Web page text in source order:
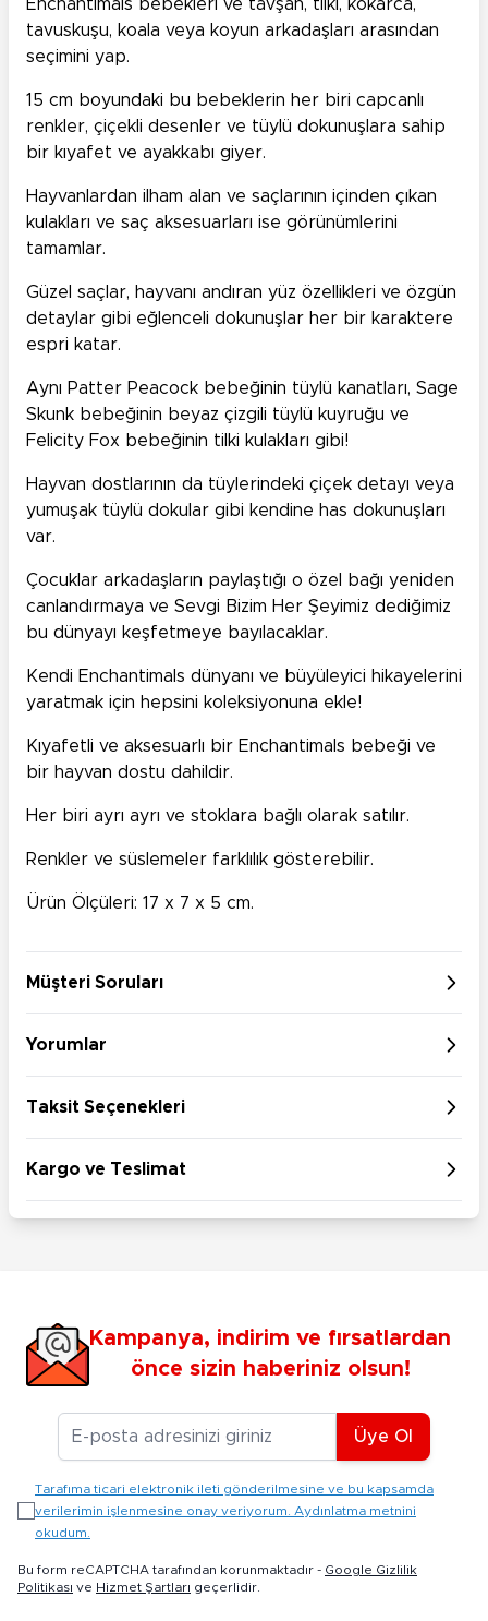
Enchantimals bebekleri ve tavşan, tilki, kokarca,
tavuskuşu, koala veya koyun arkadaşları arasından
seçimini yap.
15 cm boyundaki bu bebeklerin her biri capcanlı
renkler, çiçekli desenler ve tüylü dokunuşlara sahip
bir kıyafet ve ayakkabı giyer.
Hayvanlardan ilham alan ve saçlarının içinden çıkan
kulakları ve saç aksesuarları ise görünümlerini
tamamlar.
Güzel saçlar, hayvanı andıran yüz özellikleri ve özgün
detaylar gibi eğlenceli dokunuşlar her bir karaktere
espri katar.
Aynı Patter Peacock bebeğinin tüylü kanatları, Sage
Skunk bebeğinin beyaz çizgili tüylü kuyruğu ve
Felicity Fox bebeğinin tilki kulakları gibi!
Hayvan dostlarının da tüylerindeki çiçek detayı veya
yumuşak tüylü dokular gibi kendine has dokunuşları
var.
Çocuklar arkadaşların paylaştığı o özel bağı yeniden
canlandırmaya ve Sevgi Bizim Her Şeyimiz dediğimiz
bu dünyayı keşfetmeye bayılacaklar.
Kendi Enchantimals dünyanı ve büyüleyici hikayelerini
yaratmak için hepsini koleksiyonuna ekle!
Kıyafetli ve aksesuarlı bir Enchantimals bebeği ve
bir hayvan dostu dahildir.
Her biri ayrı ayrı ve stoklara bağlı olarak satılır.
Renkler ve süslemeler farklılık gösterebilir.
Ürün Ölçüleri: 17 x 7 x 5 cm.
Müşteri Soruları
Yorumlar
Taksit Seçenekleri
Kargo ve Teslimat
Kampanya, indirim ve fırsatlardan
önce sizin haberiniz olsun!
E-posta Adresiniz
Üye Ol
Tarafıma ticari elektronik ileti gönderilmesine ve bu kapsamda
verilerimin işlenmesine onay veriyorum. Aydınlatma metnini
okudum.
Bu form reCAPTCHA tarafından korunmaktadır - Google Gizlilik
Politikası ve Hizmet Şartları geçerlidir.